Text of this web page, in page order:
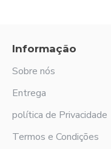
Informação
Sobre nós
Entrega
política de Privacidade
Termos e Condições